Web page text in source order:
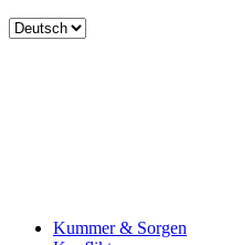
Sprache
Kummer & Sorgen